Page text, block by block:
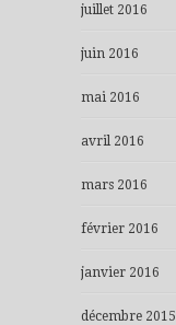
juillet 2016
juin 2016
mai 2016
avril 2016
mars 2016
février 2016
janvier 2016
décembre 2015